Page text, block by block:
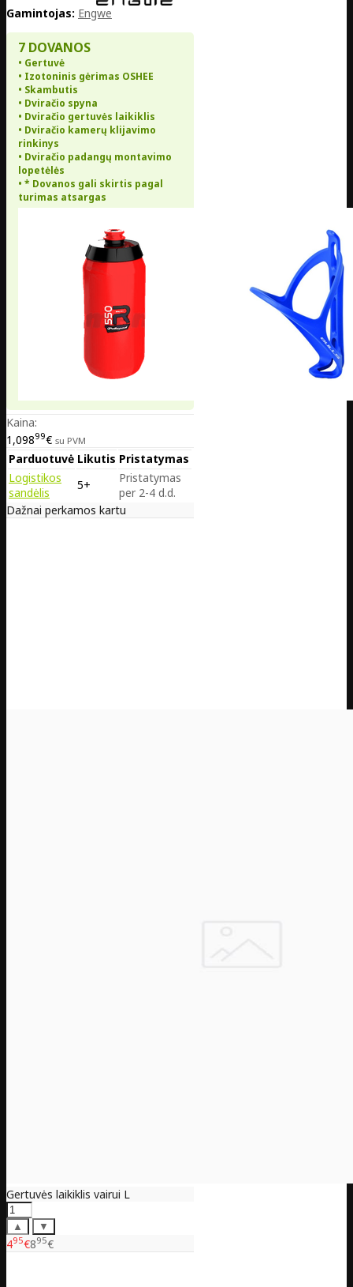
Gamintojas: Engwe
7 DOVANOS
• Gertuvė
• Izotoninis gėrimas OSHEE
• Skambutis
• Dviračio spyna
• Dviračio gertuvės laikiklis
• Dviračio kamerų klijavimo
rinkinys
• Dviračio padangų montavimo
lopetėlės
• * Dovanos gali skirtis pagal
turimas atsargas
Kaina:
1,09899€ su PVM
Parduotuvė Likutis Pristatymas
Logistikos
sandėlis
5+
Pristatymas
per 2-4 d.d.
Dažnai perkamos kartu
Gertuvės laikiklis vairui L
▲ ▼
495€895€